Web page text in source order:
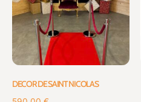
DECOR DE SAINT NICOLAS